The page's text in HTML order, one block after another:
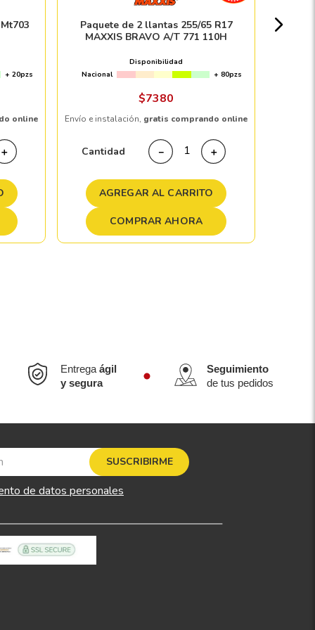
+ 20pzs
online
＋
Paquete de 2 llantas 255/65 R17
MAXXIS BRAVO A/T 771 110H
Disponibilidad
Nacional
+ 80pzs
$7380
Envío e instalación, gratis comprando online
Cantidad ＋
－
AGREGAR AL CARRITO
COMPRAR AHORA
Entregaágil
y segura
Seguimiento
de tus pedidos
SUSCRIBIRME
de datos personales